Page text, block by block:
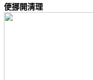
便挪開清理